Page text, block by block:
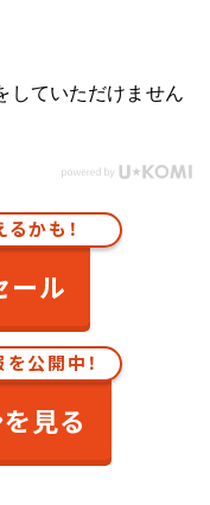
していただけません
かも！
ール
公開中！
見る